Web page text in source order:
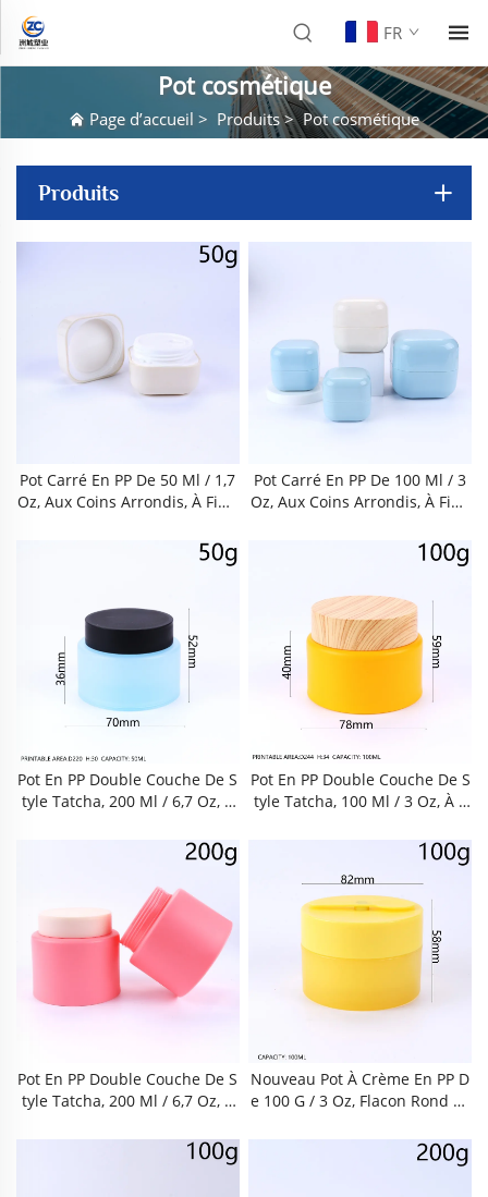
FR
Pot cosmétique
Page d’accueil > Produits>Pot cosmétique
Produits
Pot Carré En PP De 50 Ml / 1,7
Oz, Aux Coins Arrondis, À Finit
Lair, Contenant Double Couch
E Avec Bouchon Intérieur. San
Alimentaires, À Large Ouvertu
Re, Étanche, Hermétique, Anti-
Oxydant, Réutilisable Et Dura
Ble. Pour Crème Pour Le Visag
E, Crème Pour Les Mains, Cire
Capillaire, Masque Argileux, S
Pot Carré En PP De 100 Ml / 3
Oz, Aux Coins Arrondis, À Finit
Lair, Contenant Double Couch
E Avec Bouchon Intérieur. San
Alimentaires, À Large Ouvertu
Re, Étanche, Hermétique, Anti-
Oxydant, Réutilisable Et Dura
Ble. Pour Crème Pour Le Visag
E, Crème Pour Les Mains, Cire
Capillaire, Masque Argileux, S
Pot En PP Double Couche De S
Tyle Tatcha, 200 Ml / 6,7 Oz, À
Pour Crème Pour Le Visage, Cr
Ème Correctrice, Masque Et G
Ommage. Couleurs Macaron, S
Ans BPA, Conforme Aux Norm
Es Alimentaires, Étanche Et He
Rmétique Avec Bouchon Intéri
Eur. Réutilisable, Durable Et P
Ortable, Pour Soins De La Pea
Pot En PP Double Couche De S
Tyle Tatcha, 100 Ml / 3 Oz, À E
Our Crème Pour Le Visage, Crè
Me Correctrice, Masque Et Go
Mmage. Couleurs Macaron, Sa
Ns BPA, Conforme Aux Norme
S Alimentaires, Étanche Et Her
Métique Avec Bouchon Intérie
Ur. Réutilisable, Durable Et Po
Rtable, Pour Soins De La Peau
Et Cosmétiques
Pot En PP Double Couche De S
Tyle Tatcha, 200 Ml / 6,7 Oz, À
Pour Crème Pour Le Visage, Cr
Ème Correctrice, Masque Et G
Nouveau Pot À Crème En PP D
E 100 G / 3 Oz, Flacon Rond Po
Lère Aimantée, Corps Bleu Dé
Poli, Couvercle Violet Type Ma